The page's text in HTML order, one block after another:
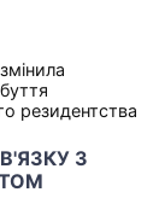
резидентства
З